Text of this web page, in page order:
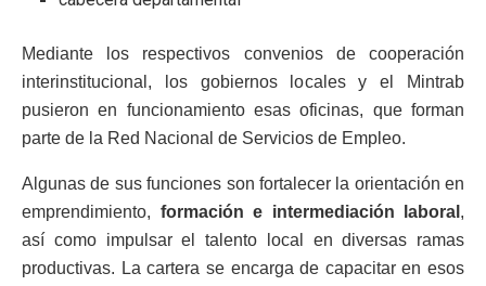
Mediante los respectivos convenios de cooperación
interinstitucional, los gobiernos locales y el Mintrab
pusieron en funcionamiento esas oficinas, que forman
parte de la Red Nacional de Servicios de Empleo.
Algunas de sus funciones son fortalecer la orientación en
emprendimiento, formación e intermediación laboral ,
así como impulsar el talento local en diversas ramas
productivas. La cartera se encarga de capacitar en esos